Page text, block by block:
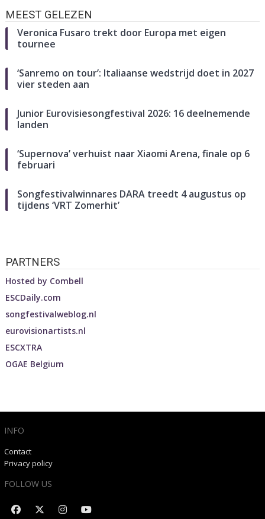
MEEST GELEZEN
Veronica Fusaro trekt door Europa met eigen
tournee
‘Sanremo on tour’: Italiaanse wedstrijd doet in 2027
vier steden aan
Junior Eurovisiesongfestival 2026: 16 deelnemende
landen
‘Supernova’ verhuist naar Xiaomi Arena, finale op 6
februari
Songfestivalwinnares DARA treedt 4 augustus op
tijdens ‘VRT Zomerhit’
PARTNERS
Hosted by Combell
ESCDaily.com
songfestivalweblog.nl
eurovisionartists.nl
ESCXTRA
OGAE Belgium
INFO
Contact
Privacy policy
FOLLOW US